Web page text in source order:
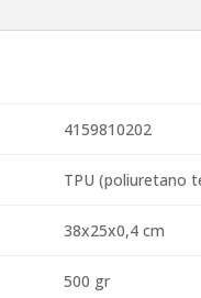
4159810202
TPU (poliuretano
38x25x0,4 cm
500 gr